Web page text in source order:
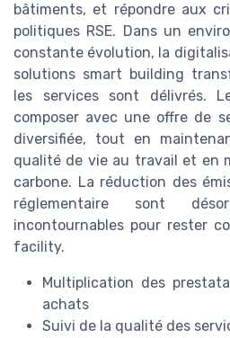
bâtiments, et répondre aux
politiques RSE. Dans un
constante évolution, la
solutions smart building
les services sont délivrés.
composer avec une offre de
diversifiée, tout en
qualité de vie au travail et en
carbone. La réduction des
réglementaire sont
incontournables pour rester
facility.
Multiplication des
achats
Suivi de la qualité des